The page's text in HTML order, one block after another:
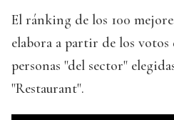
El ránking de los 100
elabora a partir de los votos
personas "del sector"
"Restaurant".